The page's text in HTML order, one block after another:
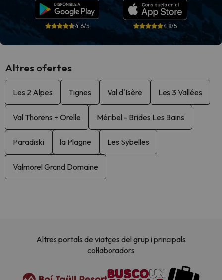
4.6/5 4.8/5
Altres ofertes
Les 2 Alpes Tignes Val d'Isère Les 3 Vallées
Val Thorens + Orelle Méribel - Brides Les Bains
Paradiski la Plagne Les Sybelles
Valmorel Grand Domaine
Altres portals de viatges del grup i principals
col·laboradors